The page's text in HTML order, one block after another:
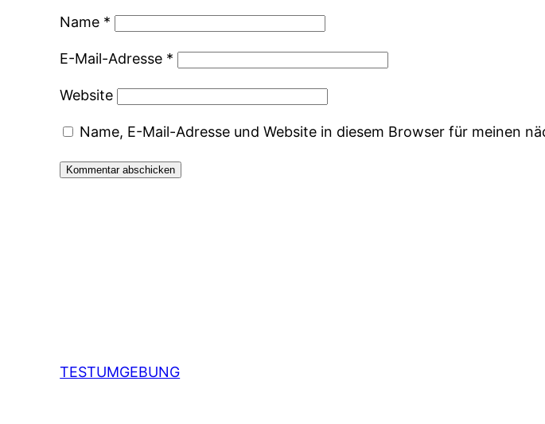
Name *
E-Mail-Adresse *
Website
Name, E-Mail-Adresse und Website in diesem Browser für meinen
TESTUMGEBUNG